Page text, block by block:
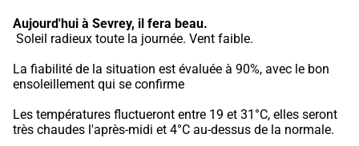
Aujourd'hui à Sevrey, il fera beau.
Soleil radieux toute la journée. Vent faible.
La fiabilité de la situation est évaluée à 90%, avec le bon
ensoleillement qui se confirme
Les températures fluctueront entre 19 et 31°C, elles seront
très chaudes l'après-midi et 4°C au-dessus de la normale.